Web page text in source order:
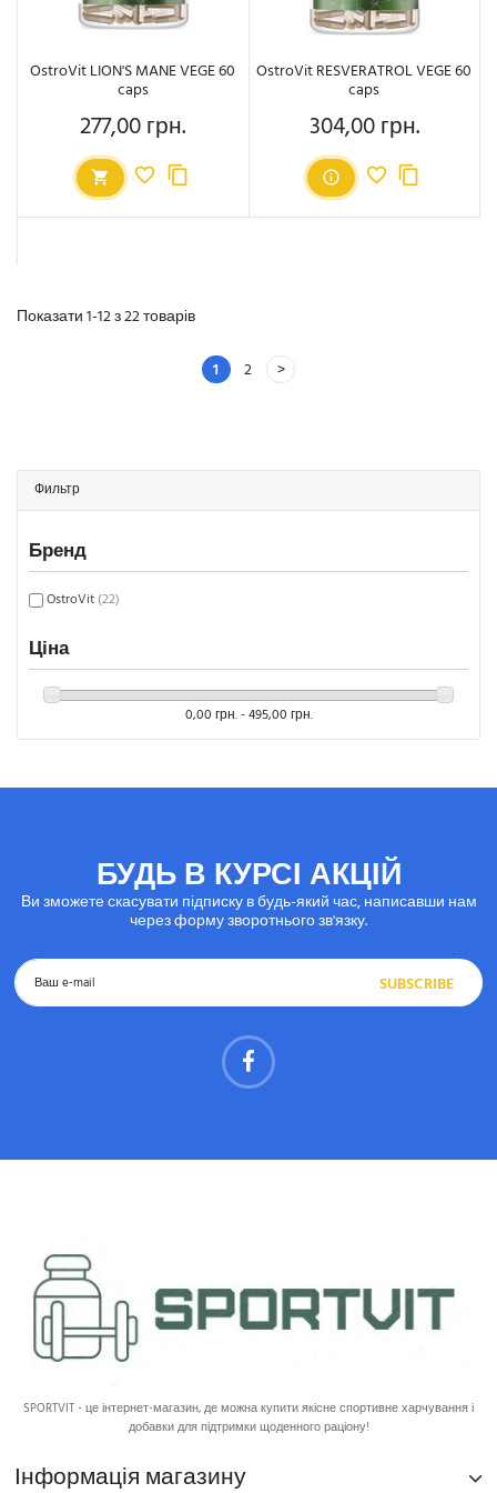
OstroVit LION'S MANE VEGE 60
caps
Ціна
277,00 грн.
OstroVit RESVERATROL VEGE 60
caps
Ціна
304,00 грн.
Показати 1-12 з 22 товарів
1 2
Фильтр
Бренд
OstroVit (22)
Ціна
0,00 грн. - 495,00 грн.
БУДЬ В КУРСІ АКЦІЙ
Ви зможете скасувати підписку в будь-який час, написавши нам
через форму зворотнього зв'язку.
SPORTVIT - це інтернет-магазин, де можна купити якісне спортивне харчування і
добавки для підтримки щоденного раціону!
Інформація магазину